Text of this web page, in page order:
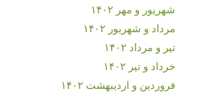
شهریور و مهر ۱۴۰۲
مرداد و شهریور ۱۴۰۲
تیر و مرداد ۱۴۰۲
خرداد و تیر ۱۴۰۲
فروردین و اردیبهشت ۱۴۰۲